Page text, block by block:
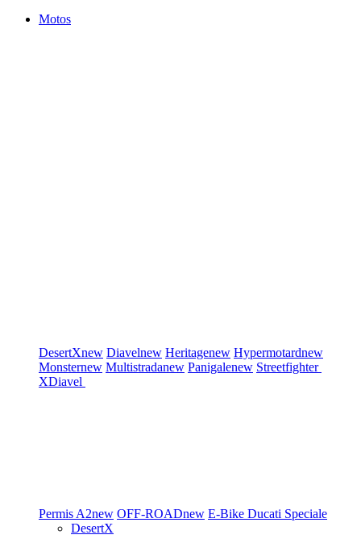
Motos
DesertXnew Diavelnew Heritagenew Hypermotardnew
Monsternew Multistradanew Panigalenew Streetfighter
XDiavel
Permis A2new OFF-ROADnew E-Bike Ducati Speciale
DesertX